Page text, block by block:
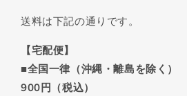
送料は下記の通りです。
【宅配便】
■全国一律（沖縄・離島を除く）
900円（税込）